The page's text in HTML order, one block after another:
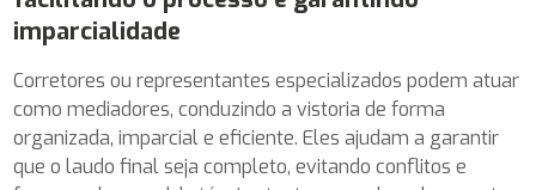
imparcialidade
Corretores ou representantes especializados podem atuar
como mediadores, conduzindo a vistoria de forma
organizada, imparcial e eficiente. Eles ajudam a garantir
que o laudo final seja completo, evitando conflitos e